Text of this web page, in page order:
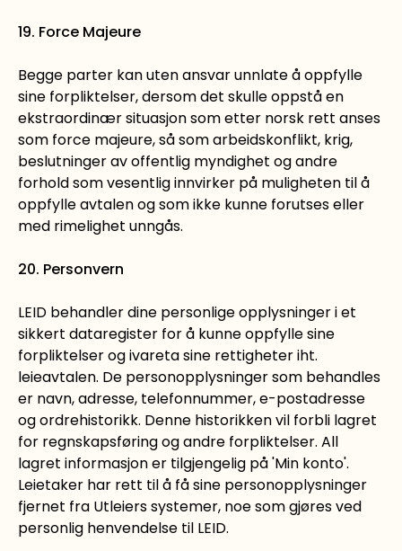
19. Force Majeure
Begge parter kan uten ansvar unnlate å oppfylle
sine forpliktelser, dersom det skulle oppstå en
ekstraordinær situasjon som etter norsk rett anses
som force majeure, så som arbeidskonflikt, krig,
beslutninger av offentlig myndighet og andre
forhold som vesentlig innvirker på muligheten til å
oppfylle avtalen og som ikke kunne forutses eller
med rimelighet unngås.
20. Personvern
LEID behandler dine personlige opplysninger i et
sikkert dataregister for å kunne oppfylle sine
forpliktelser og ivareta sine rettigheter iht.
leieavtalen. De personopplysninger som behandles
er navn, adresse, telefonnummer, e-postadresse
og ordrehistorikk. Denne historikken vil forbli lagret
for regnskapsføring og andre forpliktelser. All
lagret informasjon er tilgjengelig på 'Min konto'.
Leietaker har rett til å få sine personopplysninger
fjernet fra Utleiers systemer, noe som gjøres ved
personlig henvendelse til LEID.